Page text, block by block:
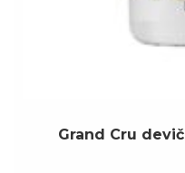
Grand Cru